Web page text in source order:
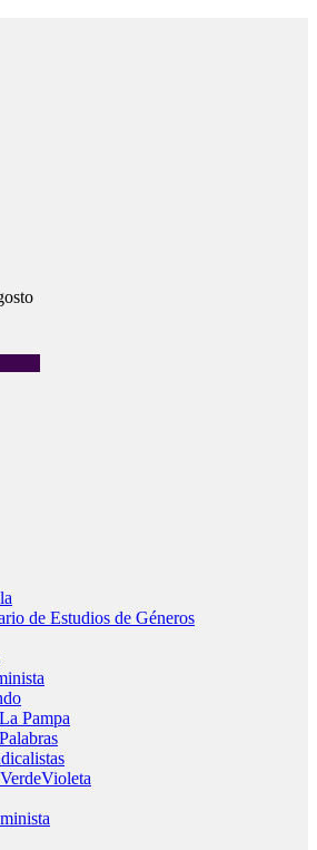
de Estudios de Géneros
Pampa